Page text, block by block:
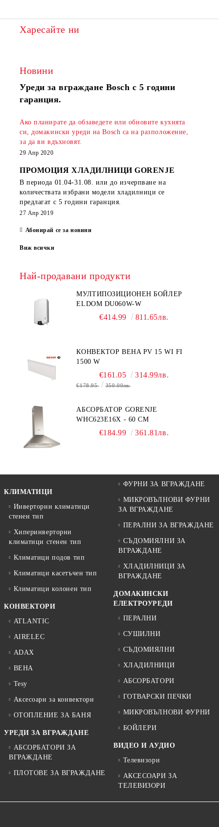
Харесайте ни
Новини
Уреди за вграждане Bosch с 5 години
гаранция.
Ако планирате да обзаведете или обновите кухнята
си, домакински уреди на Bosch са на разположение,
за да ви вдъхновят.
29 Апр 2020
ПРОМОЦИЯ ХЛАДИЛНИЦИ GORENJE
В периода 01.04-31.08. или до изчерпване на
количествата избрани модели хладилници се
предлагат с 5 години гаранция.
27 Апр 2019
Абонирай се за новини
Виж всички
Най-продавани продукти
МУЛТИПОЗИЦИОНЕН БОЙЛЕР
ELDOM DU060W-W
€414.99 811.65лв.
КОНВЕКТОР BEHA PV 15 WI FI
1500 W
€161.05 314.99лв.
€178.95 350.00лв.
АБСОРБАТОР GORENJE
WHC623E16X - 60 СМ
€184.99 361.81лв.
КЛИМАТИЦИ
Инверторни климатици
стенен тип
Хиперинверторни
климатици стенен тип
Климатици подов тип
Климатици касетъчен тип
Климатици колонен тип
КОНВЕКТОРИ
ATLANTIC
AIRELEC
ADAX
BEHA
Tesy
Аксесоари за конвектори
ОТОПЛЕНИЕ ЗА БАНЯ
УРЕДИ ЗА ВГРАЖДАНЕ
АБСОРБАТОРИ ЗА
ВГРАЖДАНЕ
ПЛОТОВЕ ЗА ВГРАЖДАНЕ
ФУРНИ ЗА ВГРАЖДАНЕ
МИКРОВЪЛНОВИ ФУРНИ
ЗА ВГРАЖДАНЕ
ПЕРАЛНИ ЗА ВГРАЖДАНЕ
СЪДОМИЯЛНИ ЗА
ВГРАЖДАНЕ
ХЛАДИЛНИЦИ ЗА
ВГРАЖДАНЕ
ДОМАКИНСКИ
ЕЛЕКТРОУРЕДИ
ПЕРАЛНИ
СУШИЛНИ
СЪДОМИЯЛНИ
ХЛАДИЛНИЦИ
АБСОРБАТОРИ
ГОТВАРСКИ ПЕЧКИ
МИКРОВЪЛНОВИ ФУРНИ
БОЙЛЕРИ
ВИДЕО И АУДИО
Телевизори
АКСЕСОАРИ ЗА
ТЕЛЕВИЗОРИ